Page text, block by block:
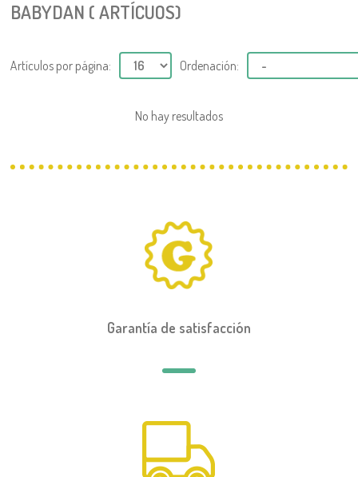
BABYDAN ( ARTÍCUOS)
Artículos por página: Ordenación:
No hay resultados
Garantía de satisfacción